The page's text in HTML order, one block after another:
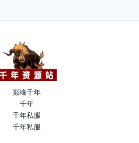
巅峰千年
千年
千年私服
千年私服